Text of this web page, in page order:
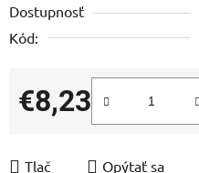
Dostupnosť
Kód:
€8,23
Jednotková cena:
Tlač Opýtať sa